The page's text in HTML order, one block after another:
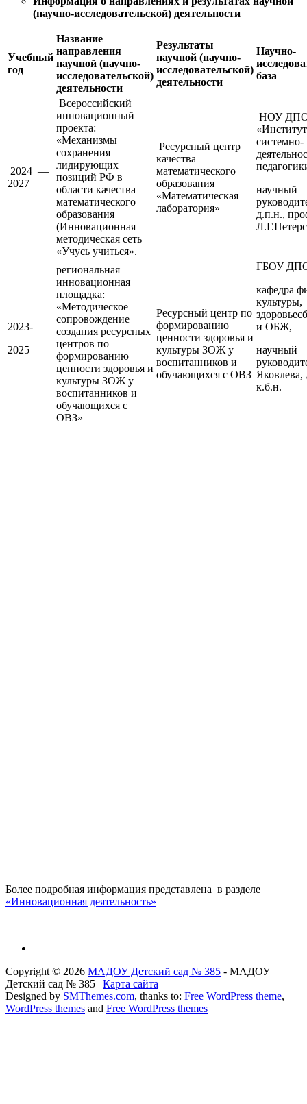
(научно-исследовательской) деятельности
Учебный
год
Название
направления
научной (научно-
исследовательской)
деятельности
Результаты
научной (научно-
исследовательской)
деятельности
Научно-
база
2024 —
2027
Всероссийский
инновационный
проекта:
«Механизмы
сохранения
лидирующих
позиций РФ в
области качества
математического
образования
(Инновационная
методическая сеть
«Учусь учиться».
Ресурсный центр
качества
математического
образования
«Математическая
лаборатория»
НОУ
«Институт
системно-
научный
д.п.н.,
2023-
2025
региональная
инновационная
площадка:
«Методическое
сопровождение
создания ресурсных
центров по
формированию
ценности здоровья и
культуры ЗОЖ у
воспитанников и
обучающихся с
ОВЗ»
Ресурсный центр по
формированию
ценности здоровья и
культуры ЗОЖ у
воспитанников и
обучающихся с ОВЗ
ГБОУ
кафедра
культуры,
и ОБЖ,
научный
Яковлева,
к.б.н.
Более подробная информация представлена в разделе
«Инновационная деятельность»
Copyright © 2026 МАДОУ Детский сад № 385 - МАДОУ
Детский сад № 385 | Карта сайта
Designed by SMThemes.com, thanks to: Free WordPress theme,
WordPress themes and Free WordPress themes